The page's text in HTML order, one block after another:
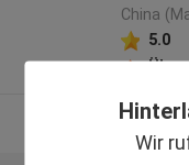
Wir
China
5.0